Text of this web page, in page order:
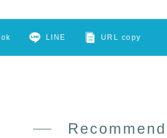
LINE URL copy
Recommend